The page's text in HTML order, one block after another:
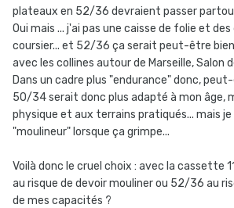
plateaux en 52/36 devraient passer
Oui mais ... j'ai pas une caisse de folie et
coursier... et 52/36 ça serait peut-être
avec les collines autour de Marseille, Salon
Dans un cadre plus "endurance" donc,
50/34 serait donc plus adapté à mon âge,
physique et aux terrains pratiqués... mais je
"moulineur" lorsque ça grimpe...
Voilà donc le cruel choix : avec la cassette
au risque de devoir mouliner ou 52/36 au
de mes capacités ?